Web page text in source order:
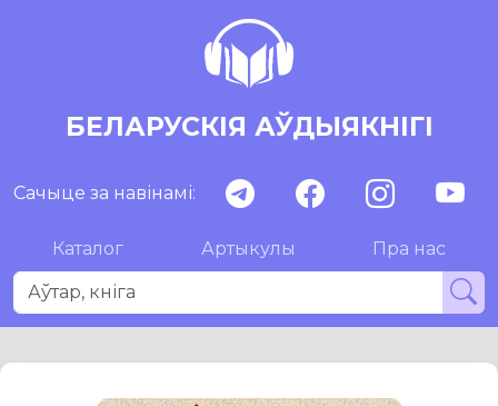
БЕЛАРУСКІЯ АЎДЫЯКНІГІ
Сачыце за навінамі:
Каталог Артыкулы Пра нас